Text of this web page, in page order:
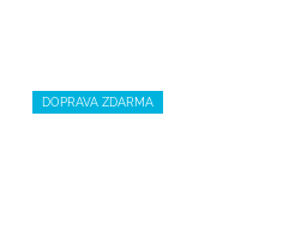
DOPRAVA ZDARMA